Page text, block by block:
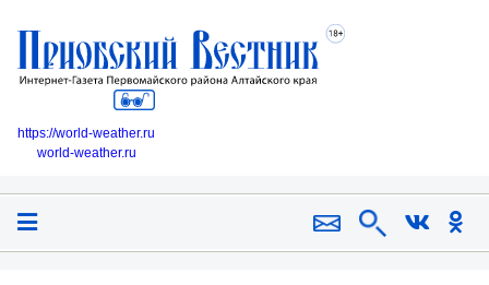
https://world-weather.ru
world-weather.ru